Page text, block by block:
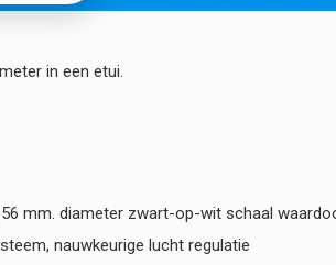
in een etui.
mm. diameter zwart-op-wit schaal
nauwkeurige lucht regulatie